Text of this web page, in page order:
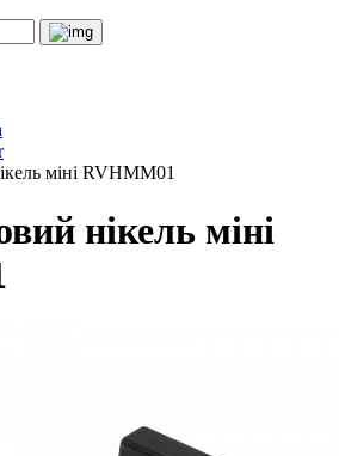
міні RVHMM01
нікель міні